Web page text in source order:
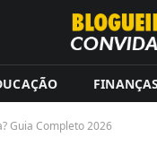
FINANÇAS
Guia Completo 2026